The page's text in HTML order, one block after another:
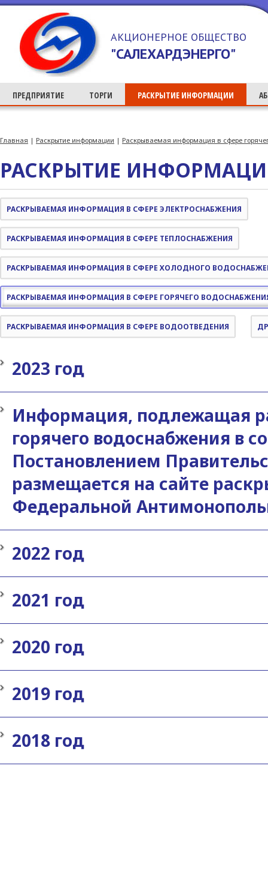
>
АКЦИОНЕРНОЕ ОБЩЕСТВО
"САЛЕХАРДЭНЕРГО"
ПРЕДПРИЯТИЕ ТОРГИ РАСКРЫТИЕ ИНФОРМАЦИИ
Главная | Раскрытие информации | Раскрываемая информация в сфере
РАСКРЫТИЕ
РАСКРЫВАЕМАЯ ИНФОРМАЦИЯ В СФЕРЕ ЭЛЕКТРОСНАБЖЕНИЯ
РАСКРЫВАЕМАЯ ИНФОРМАЦИЯ В СФЕРЕ ТЕПЛОСНАБЖЕНИЯ
РАСКРЫВАЕМАЯ ИНФОРМАЦИЯ В СФЕРЕ ХОЛОДНОГО
РАСКРЫВАЕМАЯ ИНФОРМАЦИЯ В СФЕРЕ ГОРЯЧЕГО
РАСКРЫВАЕМАЯ ИНФОРМАЦИЯ В СФЕРЕ ВОДООТВЕДЕНИЯ
2023 год
Информация, подлежащая
горячего водоснабжения в
Постановлением
размещается на сайте
Федеральной
2022 год
2021 год
2020 год
2019 год
2018 год